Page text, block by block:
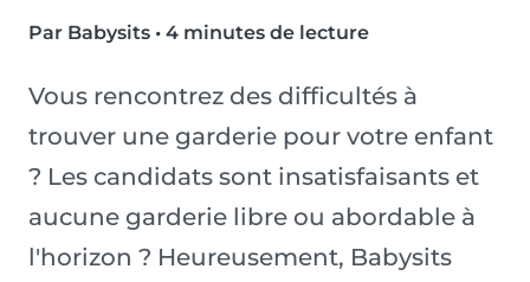
Par Babysits • 4 minutes de lecture
Vous rencontrez des difficultés à
trouver une garderie pour votre enfant
? Les candidats sont insatisfaisants et
aucune garderie libre ou abordable à
l'horizon ? Heureusement, Babysits